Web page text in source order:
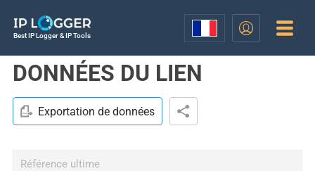
Best IP Logger & IP Tools
DONNÉES DU LIEN
Exportation de données
Référence ultime